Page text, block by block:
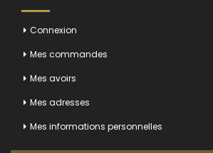
Connexion
Mes commandes
Mes avoirs
Mes adresses
Mes informations personnelles